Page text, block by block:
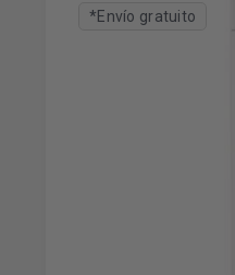
*Envío gratuito